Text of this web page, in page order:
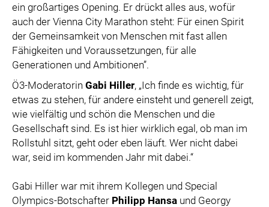
ein großartiges Opening. Er drückt alles aus, wofür
auch der Vienna City Marathon steht: Für einen Spirit
der Gemeinsamkeit von Menschen mit fast allen
Fähigkeiten und Voraussetzungen, für alle
Generationen und Ambitionen”.
Ö3-Moderatorin Gabi Hiller, „Ich finde es wichtig, für
etwas zu stehen, für andere einsteht und generell zeigt,
wie vielfältig und schön die Menschen und die
Gesellschaft sind. Es ist hier wirklich egal, ob man im
Rollstuhl sitzt, geht oder eben läuft. Wer nicht dabei
war, seid im kommenden Jahr mit dabei.“
Gabi Hiller war mit ihrem Kollegen und Special
Olympics-Botschafter Philipp Hansa und Georgy